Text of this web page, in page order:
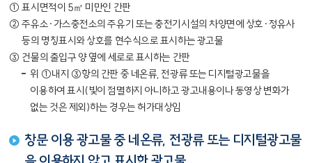
① 표시면적이 5㎡ 미만인 간판
② 주유소·가스충전소의 주유기 또는 충전기시설의 차양면에 상호·정유사
등의 명칭표시와 상호를 현수식으로 표시하는 광고물
③ 건물의 출입구 양 옆에 세로로 표시하는 간판
위 ①내지 ③항의 간판 중 네온류, 전광류 또는 디지털광고물을
이용하여 표시(빛이 점멸하지 아니하고 광고내용이나 동영상 변화가
없는 것은 제외)하는 경우는 허가대상임
창문 이용 광고물 중 네온류, 전광류 또는 디지털광고물